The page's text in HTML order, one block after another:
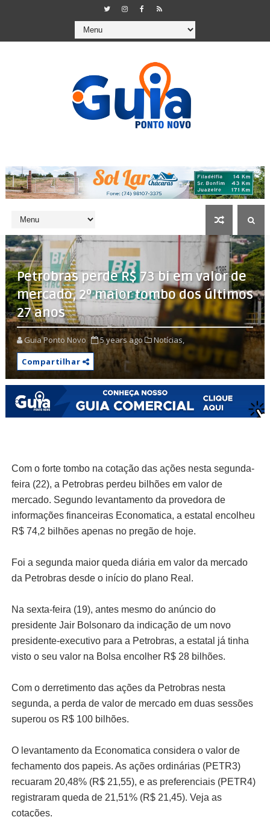
Petrobras perde R$ 73 bi em valor de
mercado, 2º maior tombo dos últimos
27 anos
Guia Ponto Novo 5 years ago
Notícias,
Compartilhar
Com o forte tombo na cotação das ações nesta segunda-
feira (22), a Petrobras perdeu bilhões em valor de
mercado. Segundo levantamento da provedora de
informações financeiras Economatica, a estatal encolheu
R$ 74,2 bilhões apenas no pregão de hoje.
Foi a segunda maior queda diária em valor da mercado
da Petrobras desde o início do plano Real.
Na sexta-feira (19), antes mesmo do anúncio do
presidente Jair Bolsonaro da indicação de um novo
presidente-executivo para a Petrobras, a estatal já tinha
visto o seu valor na Bolsa encolher R$ 28 bilhões.
Com o derretimento das ações da Petrobras nesta
segunda, a perda de valor de mercado em duas sessões
superou os R$ 100 bilhões.
O levantamento da Economatica considera o valor de
fechamento dos papeis. As ações ordinárias (PETR3)
recuaram 20,48% (R$ 21,55), e as preferenciais (PETR4)
registraram queda de 21,51% (R$ 21,45). Veja as
cotações.